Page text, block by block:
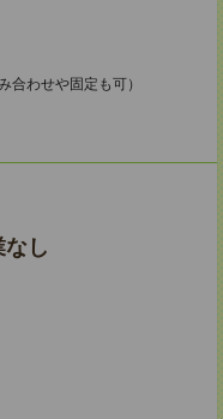
わせや固定も可）
し